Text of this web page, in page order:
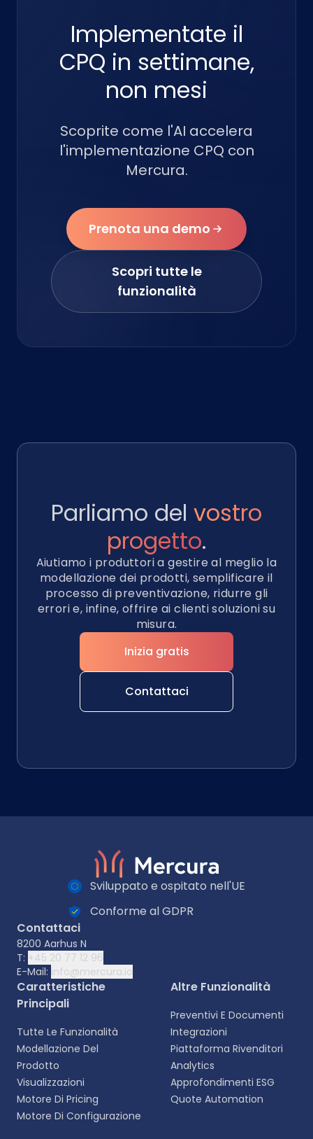
Implementate il
CPQ in settimane,
non mesi
Scoprite come l'AI accelera
l'implementazione CPQ con
Mercura.
Prenota una demo
Scopri tutte le
funzionalità
Parliamo del vostro
progetto.
Aiutiamo i produttori a gestire al meglio la
modellazione dei prodotti, semplificare il
processo di preventivazione, ridurre gli
errori e, infine, offrire ai clienti soluzioni su
misura.
Inizia gratis
Contattaci
Sviluppato e ospitato nell'UE
Conforme al GDPR
Contattaci
8200 Aarhus N
T: +45 20 77 12 96
E-Mail: info@mercura.io
Caratteristiche
Principali
Tutte Le Funzionalità
Modellazione Del
Prodotto
Visualizzazioni
Motore Di Pricing
Motore Di Configurazione
Altre Funzionalità
Preventivi E Documenti
Integrazioni
Piattaforma Rivenditori
Analytics
Approfondimenti ESG
Quote Automation